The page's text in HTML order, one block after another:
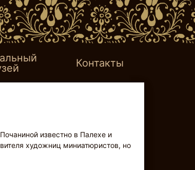
Контакты
известно в Палехе и
художниц миниатюристов, но